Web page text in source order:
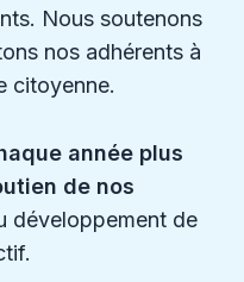
Nous soutenons
nos adhérents à
citoyenne.
année plus
de nos
développement de